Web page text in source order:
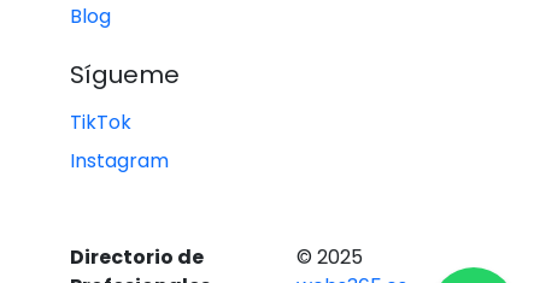
Blog
Sígueme
TikTok
Instagram
Directorio de
© 2025